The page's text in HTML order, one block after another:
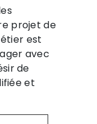
projet de
est
avec
de
et